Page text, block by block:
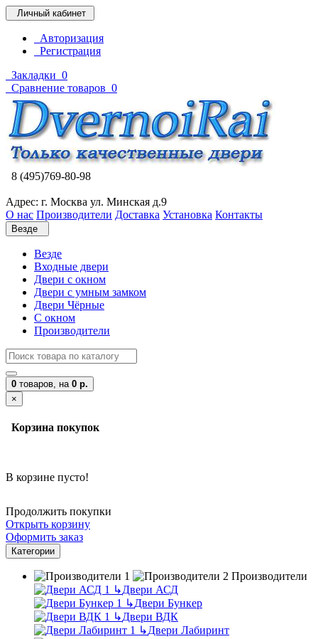
Личный кабинет
Авторизация
Регистрация
Закладки 0
Сравнение товаров 0
8 (495)769-80-98
Адрес: г. Москва ул. Минская д.9
О нас Производители Доставка Установка Контакты
Везде
Везде
Входные двери
Двери с окном
Двери с умным замком
Двери Чёрные
C окном
Производители
0 товаров, на 0 р.
×
Корзина покупок
В корзине пусто!
Продолжить покупки
Открыть корзину
Оформить заказ
Категории
Производители
↳Двери АСД
↳Двери Бункер
↳Двери ВДК
↳Двери Лабиринт